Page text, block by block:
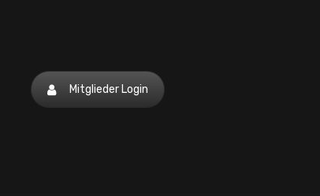
Mitglieder Login